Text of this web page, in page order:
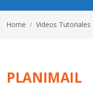
Home / Videos Tutoriales
PLANIMAIL